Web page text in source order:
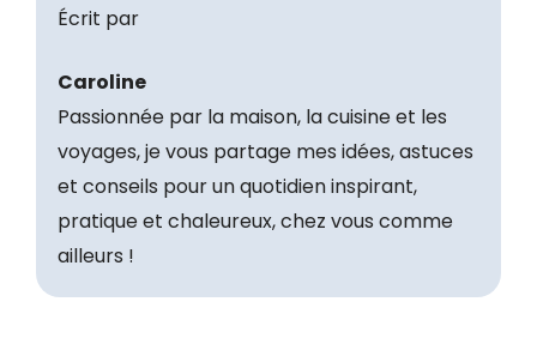
Écrit par
Caroline
Passionnée par la maison, la cuisine et les
voyages, je vous partage mes idées, astuces
et conseils pour un quotidien inspirant,
pratique et chaleureux, chez vous comme
ailleurs !